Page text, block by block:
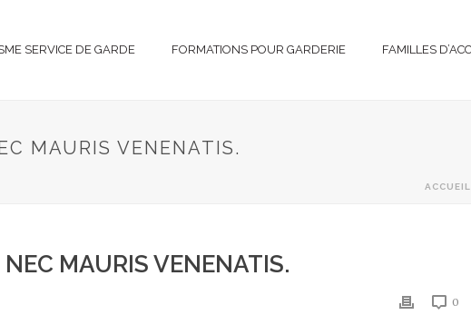
SERVICE DE GARDE FORMATIONS POUR GARDERIE FAMILLES
MAURIS VENENATIS.
ACCUEIL
MAURIS VENENATIS.
0